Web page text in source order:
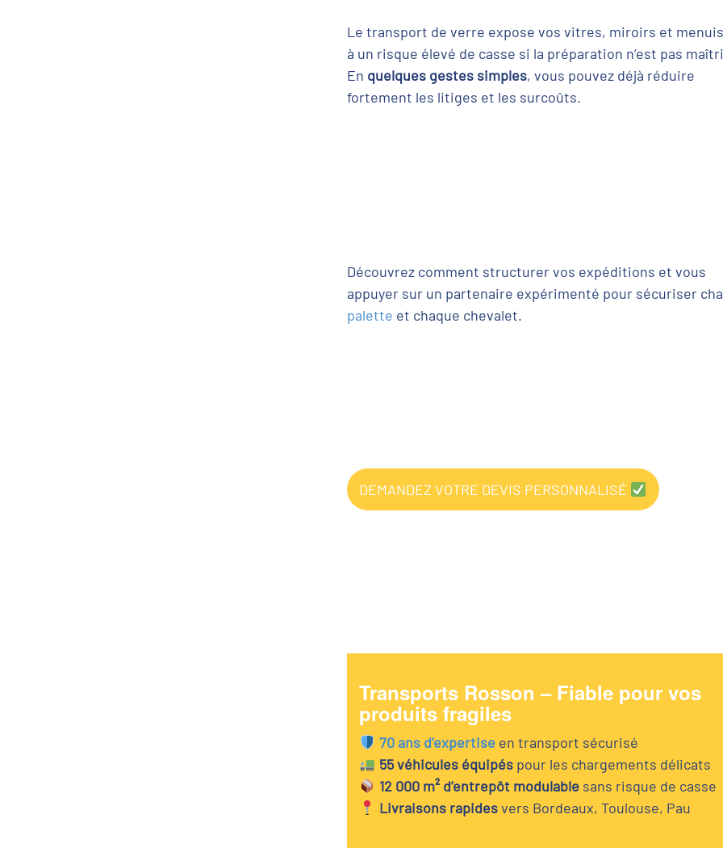
Le transport de verre expose vos vitres, miroirs et
à un risque élevé de casse si la préparation n’est pas
En quelques gestes simples, vous pouvez déjà réduire
fortement les litiges et les surcoûts.
Découvrez comment structurer vos expéditions et vous
appuyer sur un partenaire expérimenté pour sécuriser
palette et chaque chevalet.
DEMANDEZ VOTRE DEVIS PERSONNALISÉ
Transports Rosson – Fiable pour vos
produits fragiles
70 ans d’expertiseen transport sécurisé
55 véhicules équipéspour les chargements délicats
12 000 m² d’entrepôt modulablesans risque de casse
Livraisons rapidesvers Bordeaux, Toulouse, Pau